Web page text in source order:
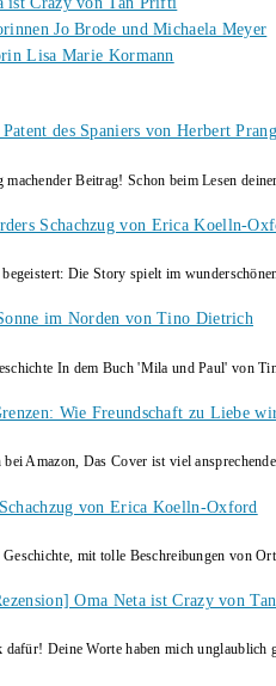
Jo Brode und Michaela Meyer
Lisa Marie Kormann
Patent des Spaniers von Herbert
machender Beitrag! Schon beim Lesen
Schachzug von Erica Koelln-
Die Story spielt im
im Norden von Tino Dietrich
In dem Buch 'Mila und Paul' von
Wie Freundschaft zu Liebe
bei Amazon, Das Cover ist viel
von Erica Koelln-Oxford
mit tolle Beschreibungen von
Oma Neta ist Crazy von
Deine Worte haben mich unglaublich